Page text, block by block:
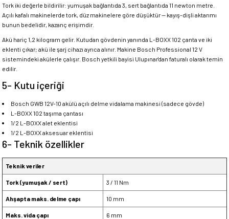
Tork iki değerle bildirilir: yumuşak bağlantıda 3, sert bağlantıda 11 newton metre.
Açılı kafalı makinelerde tork, düz makinelere göre düşüktür — kayış-dişli aktarımı
bunun bedelidir, kazanç erişimdir.
Akü hariç 1,2 kilogram gelir. Kutudan gövdenin yanında L-BOXX 102 çanta ve iki
eklenti çıkar; akü ile şarj cihazı ayrıca alınır. Makine Bosch Professional 12 V
sistemindeki akülerle çalışır. Bosch yetkili bayisi Ulupınar'dan faturalı olarak temin
edilir.
5- Kutu içeriği
Bosch GWB 12V-10 akülü açılı delme vidalama makinesi (sadece gövde)
L-BOXX 102 taşıma çantası
1/2 L-BOXX alet eklentisi
1/2 L-BOXX aksesuar eklentisi
6- Teknik özellikler
Teknik veriler
Tork (yumuşak / sert) 3 / 11 Nm
Ahşapta maks. delme çapı 10 mm
Maks. vida çapı 6 mm